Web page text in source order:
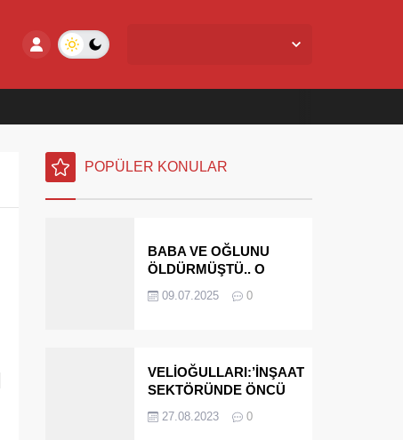
POPÜLER KONULAR
BABA VE OĞLUNU
ÖLDÜRMÜŞTÜ.. O
MİRASÇILARI
09.07.2025 0
VELİOĞULLARI:’İNŞAAT
SEKTÖRÜNDE ÖNCÜ
EDECEĞİZ’
27.08.2023 0